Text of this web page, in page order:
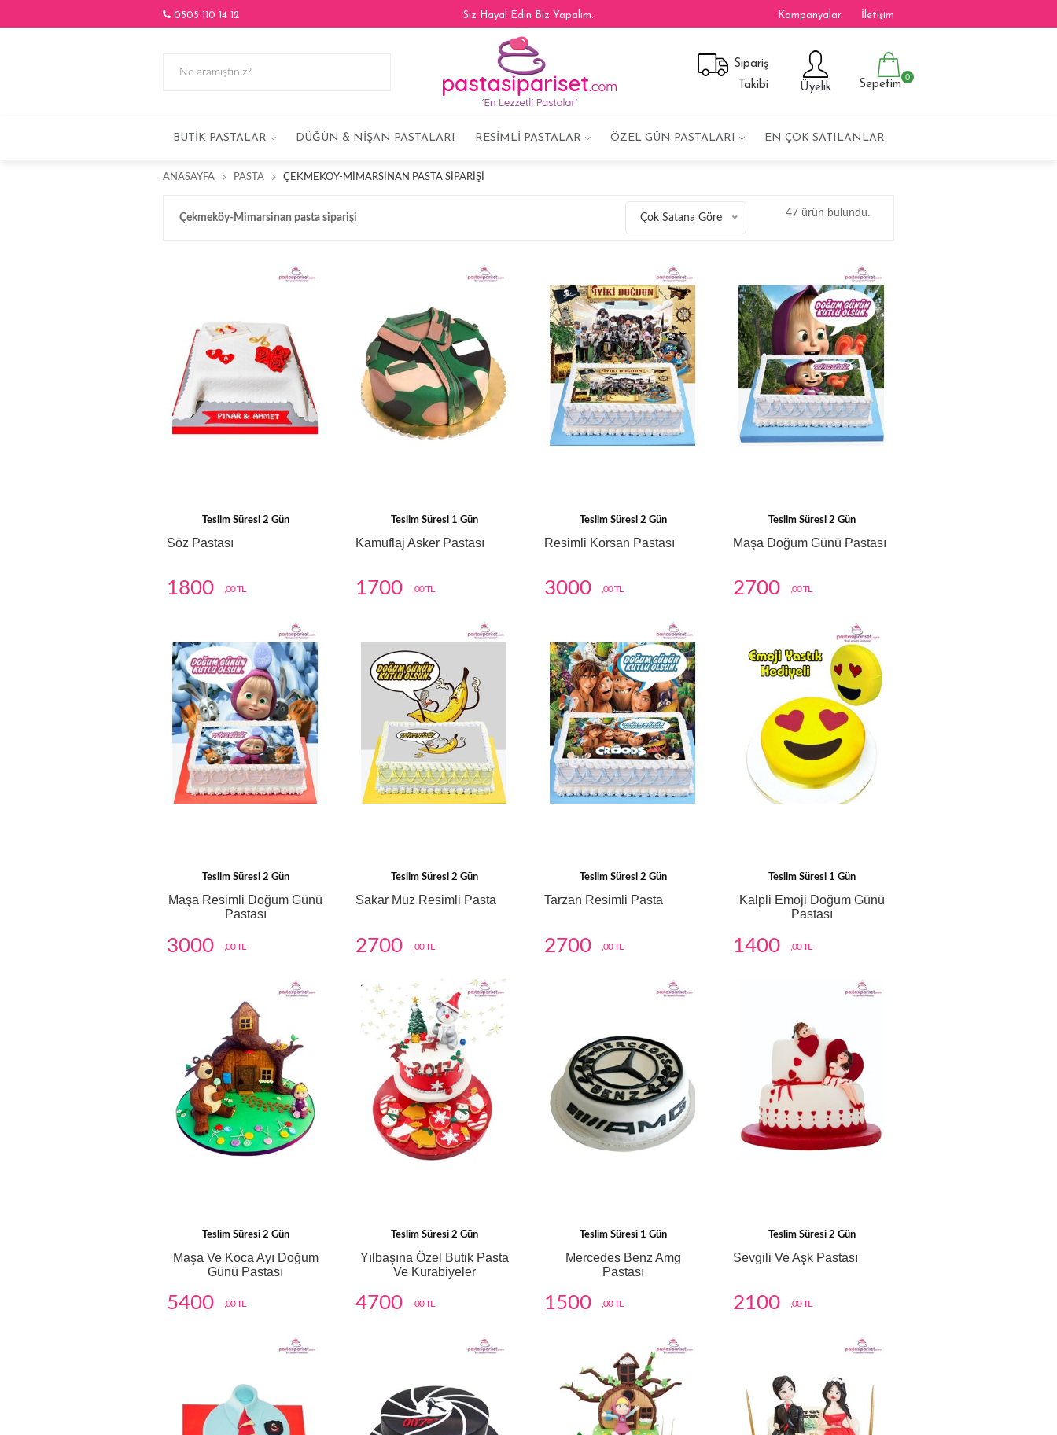
0505 110 14 12 Siz Hayal Edin Biz Yapalım. Kampanyalar İletişim
Sipariş
Takibi
Üyelik Sepetim
0
BUTIK PASTALAR DÜĞÜN & NIŞAN PASTALARI RESIMLI PASTALAR ÖZEL GÜN PASTALARI EN ÇOK SATILANLAR
ANASAYFA PASTA ÇEKMEKÖY-MIMARSINAN PASTA SIPARIŞI
Çekmeköy-Mimarsinan pasta siparişi Çok Satana Göre 47 ürün bulundu.
Teslim Süresi 2 Gün
Söz Pastası
1800 ,00 TL
Teslim Süresi 1 Gün
Kamuflaj Asker Pastası
1700 ,00 TL
Teslim Süresi 2 Gün
Resimli Korsan Pastası
3000 ,00 TL
Teslim Süresi 2 Gün
Maşa Doğum Günü Pastası
2700 ,00 TL
Teslim Süresi 2 Gün
Maşa Resimli Doğum Günü
Pastası
3000 ,00 TL
Teslim Süresi 2 Gün
Sakar Muz Resimli Pasta
2700 ,00 TL
Teslim Süresi 2 Gün
Tarzan Resimli Pasta
2700 ,00 TL
Teslim Süresi 1 Gün
Kalpli Emoji Doğum Günü
Pastası
1400 ,00 TL
Teslim Süresi 2 Gün
Maşa Ve Koca Ayı Doğum
Günü Pastası
5400 ,00 TL
Teslim Süresi 2 Gün
Yılbaşına Özel Butik Pasta
Ve Kurabiyeler
4700 ,00 TL
Teslim Süresi 1 Gün
Mercedes Benz Amg
Pastası
1500 ,00 TL
Teslim Süresi 2 Gün
Sevgili Ve Aşk Pastası
2100 ,00 TL